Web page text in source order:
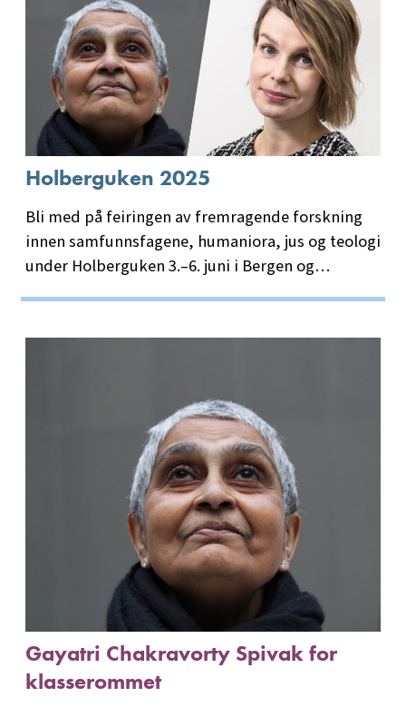
Holberguken 2025
Bli med på feiringen av fremragende forskning
innen samfunnsfagene, humaniora, jus og teologi
under Holberguken 3.–6. juni i Bergen og…
Gayatri Chakravorty Spivak for
klasserommet